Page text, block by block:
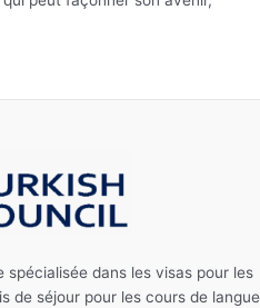
dans les visas pour les
de séjour pour les cours de langue